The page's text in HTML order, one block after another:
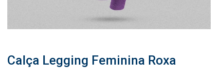
Calça Legging Feminina Roxa